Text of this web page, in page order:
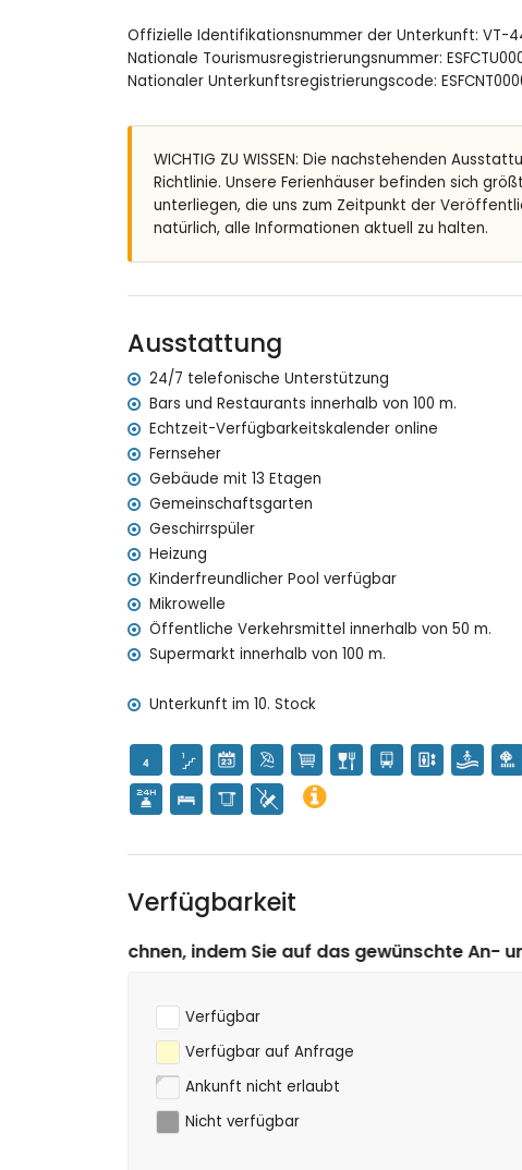
gemeinschaftlicher Garten mit Rasen und Bäumen
Außendusche
gemeinschaftlicher Garagenplatz
Weitere Informationen
nächster Strand: Cantal Roig (innerhalb von 50
nächster Flughafen: El Altet (Alicante) (innerhalb
zweitnächster Flughafen: Manises (Valencia) (>
nahegelegene öffentliche Verkehrsmittel: Bus
Das Gebäude, in dem sich die Unterkunft
Ausstattungen und Dienstleistungen, die im
Internet (Glasfaser)
Bügeleisen und Bügelbrett
Bettwäsche und Handtücher
24-Stunden-Notdienst
Ausstattungen und Dienstleistungen gegen
Zentralheizung
Kinderbett (auf Anfrage)
Unterhaltung und Freizeitaktivitäten für Ihren
Promenade (innerhalb von 500 Metern vom Haus)
Offizielle Identifikationsnummer der Unterkunft: VT-
Nationale Tourismusregistrierungsnummer:
Nationaler Unterkunftsregistrierungscode:
WICHTIG ZU WISSEN: Die nachstehenden
Richtlinie. Unsere Ferienhäuser befinden sich
unterliegen, die uns zum Zeitpunkt der
natürlich, alle Informationen aktuell zu halten.
Ausstattung
24/7 telefonische Unterstützung
Bars und Restaurants innerhalb von 100 m.
Echtzeit-Verfügbarkeitskalender online
Fernseher
Gebäude mit 13 Etagen
Gemeinschaftsgarten
Geschirrspüler
Heizung
Kinderfreundlicher Pool verfügbar
Mikrowelle
Öffentliche Verkehrsmittel innerhalb von 50 m.
Supermarkt innerhalb von 100 m.
Unterkunft im 10. Stock
Verfügbarkeit
Sie auf das gewünschte An- und Abreisedatum klicken!
Verfügbar
Verfügbar auf Anfrage
Ankunft nicht erlaubt
Nicht verfügbar